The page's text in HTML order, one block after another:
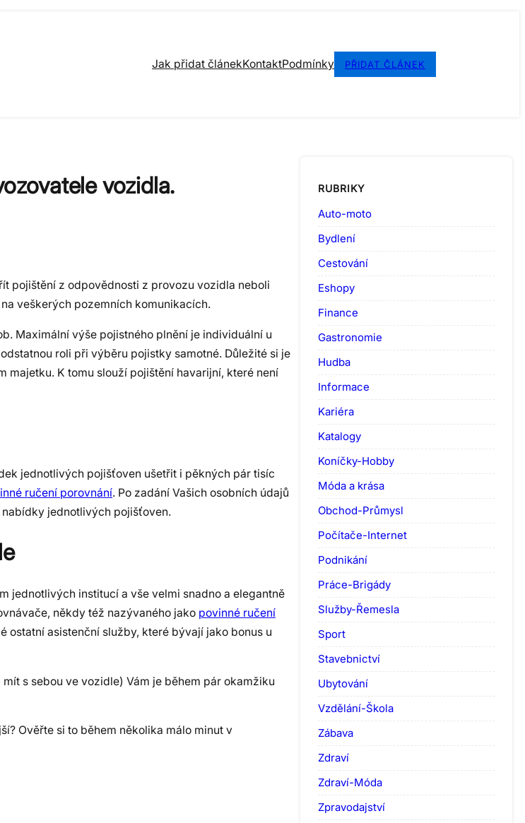
Jak přidat článekKontaktPodmínky PŘIDAT ČLÁNEK
vozidla.
pojištění z odpovědnosti z provozu vozidla neboli
veškerých pozemních komunikacích.
Maximální výše pojistného plnění je individuální u
roli při výběru pojistky samotné. Důležité si je
majetku. K tomu slouží pojištění havarijní, které není
jednotlivých pojišťoven ušetřit i pěkných pár tisíc
ručení porovnání. Po zadání Vašich osobních údajů
nabídky jednotlivých pojišťoven.
jednotlivých institucí a vše velmi snadno a elegantně
někdy též nazývaného jako povinné ručení
ostatní asistenční služby, které bývají jako bonus u
s sebou ve vozidle) Vám je během pár okamžiku
Ověřte si to během několika málo minut v
RUBRIKY
Auto-moto
Bydlení
Cestování
Eshopy
Finance
Gastronomie
Hudba
Informace
Kariéra
Katalogy
Koníčky-Hobby
Móda a krása
Obchod-Průmysl
Počítače-Internet
Podnikání
Práce-Brigády
Služby-Řemesla
Sport
Stavebnictví
Ubytování
Vzdělání-Škola
Zábava
Zdraví
Zdraví-Móda
Zpravodajství